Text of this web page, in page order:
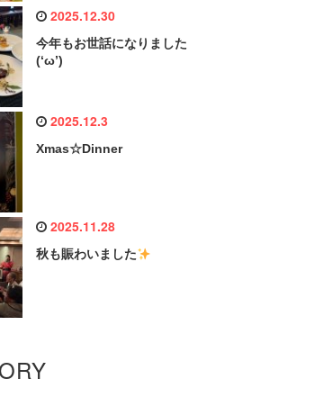
2025.12.30
今年もお世話になりました
(‘ω’)
2025.12.3
Xmas☆Dinner
2025.11.28
秋も賑わいました